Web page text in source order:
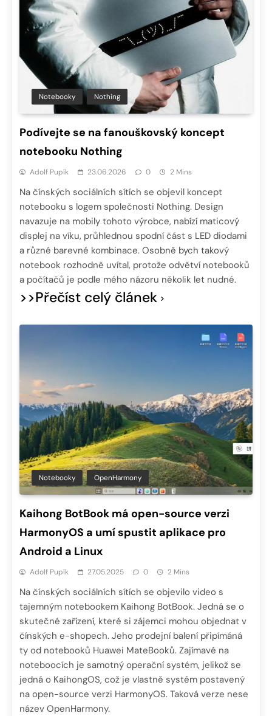
Notebooky Nothing
Podívejte se na fanouškovský koncept
notebooku Nothing
Adolf Pupík 23.06.2026 0 2 Mins
Na čínských sociálních sítích se objevil koncept
notebooku s logem společnosti Nothing. Design
navazuje na mobily tohoto výrobce, nabízí maticový
displej na víku, průhlednou spodní část s LED diodami
a různé barevné kombinace. Osobně bych takový
notebook rozhodně uvítal, protože odvětví notebooků
a počítačů je podle mého názoru několik let nudné.
>>Přečíst celý článek
Notebooky OpenHarmony
Kaihong BotBook má open-source verzi
HarmonyOS a umí spustit aplikace pro
Android a Linux
Adolf Pupík 27.05.2025 0 2 Mins
Na čínských sociálních sítích se objevilo video s
tajemným notebookem Kaihong BotBook. Jedná se o
skutečné zařízení, které si zájemci mohou objednat v
čínských e-shopech. Jeho prodejní balení připímáná
ty od notebooků Huawei MateBooků. Zajímavé na
noteboocích je samotný operační systém, jelikož se
jedná o KaihongOS, což je vlastně systém postavený
na open-source verzi HarmonyOS. Taková verze nese
název OpenHarmony.